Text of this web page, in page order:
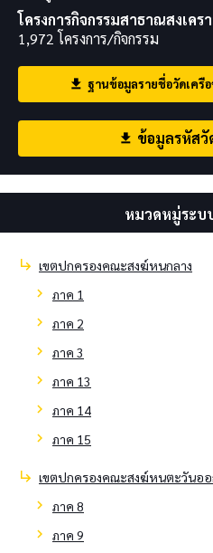
โครงการกิจกรรมสาธาณสงเคร
1,972 โครงการ/กิจกรรม
download ฐานข้อมูลรายชื่อวัดเครื
download ข้อมูลรหัส
หมวดหมู่ระบ
subdirectory_arrow_right เขตปกครองคณะสงฆ์หนกลาง
chevron_right
ภาค 1
chevron_right
ภาค 2
chevron_right
ภาค 3
chevron_right
ภาค 13
chevron_right
ภาค 14
chevron_right
ภาค 15
subdirectory_arrow_right เขตปกครองคณะสงฆ์หนตะวันอ
chevron_right
ภาค 8
chevron_right
ภาค 9